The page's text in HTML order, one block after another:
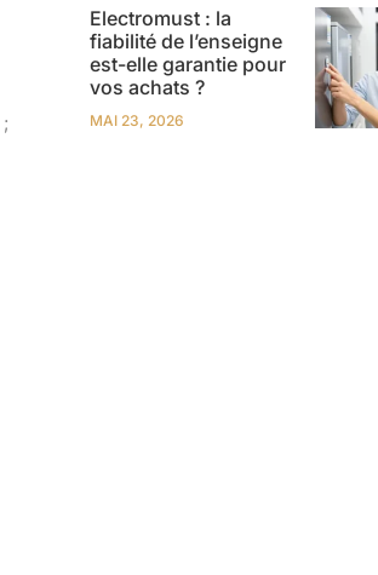
Electromust : la
fiabilité de l’enseigne
est-elle garantie pour
vos achats ?
MAI 23, 2026